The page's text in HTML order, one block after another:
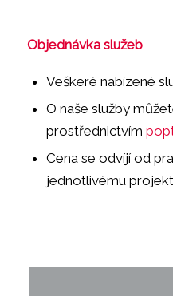
Objednávka služeb
Veškeré nabízené
O naše služby
prostřednictvím
Cena se odvíjí od
jednotlivému